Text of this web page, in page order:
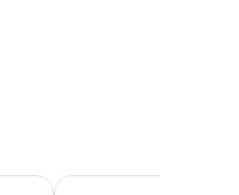
哥打京那峇魯萬豪飯店